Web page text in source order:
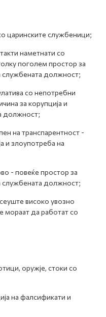
царинските службеници;
наметнати со
поголем простор за
службената должност;
со непотребни
за корупција и
должност;
на транспарентност -
и злоупотреба на
- повеќе простор за
службената должност;
високо увозно
мораат да работат со
оружје, стоки со
на фалсификати и